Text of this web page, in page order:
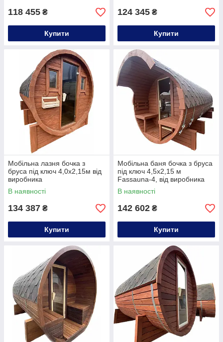
118 455 ₴
Купити
124 345 ₴
Купити
Мобільна лазня бочка з
бруса під ключ 4,0х2,15м від
виробника
В наявності
134 387 ₴
Купити
Мобільна баня бочка з бруса
під ключ 4,5х2,15 м
Fassauna-4, від виробника
Thermowood Production
В наявності
142 602 ₴
Купити